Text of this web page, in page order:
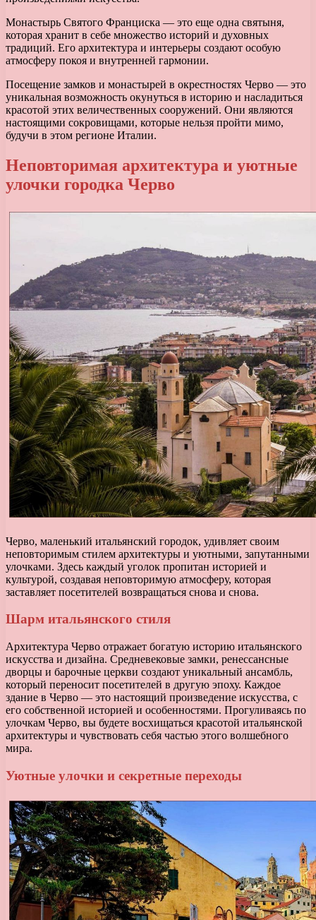
Монастырь Святого Франциска — это еще одна святыня,
которая хранит в себе множество историй и духовных
традиций. Его архитектура и интерьеры создают особую
атмосферу покоя и внутренней гармонии.
Посещение замков и монастырей в окрестностях Черво — это
уникальная возможность окунуться в историю и насладиться
красотой этих величественных сооружений. Они являются
настоящими сокровищами, которые нельзя пройти мимо,
будучи в этом регионе Италии.
Неповторимая архитектура и уютные
улочки городка Черво
Черво, маленький итальянский городок, удивляет своим
неповторимым стилем архитектуры и уютными, запутанными
улочками. Здесь каждый уголок пропитан историей и
культурой, создавая неповторимую атмосферу, которая
заставляет посетителей возвращаться снова и снова.
Шарм итальянского стиля
Архитектура Черво отражает богатую историю итальянского
искусства и дизайна. Средневековые замки, ренессансные
дворцы и барочные церкви создают уникальный ансамбль,
который переносит посетителей в другую эпоху. Каждое
здание в Черво — это настоящий произведение искусства, с
его собственной историей и особенностями. Прогуливаясь по
улочкам Черво, вы будете восхищаться красотой итальянской
архитектуры и чувствовать себя частью этого волшебного
мира.
Уютные улочки и секретные переходы